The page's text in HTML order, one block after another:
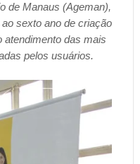
de Manaus (Ageman),
sexto ano de criação
das mais
pelos usuários.